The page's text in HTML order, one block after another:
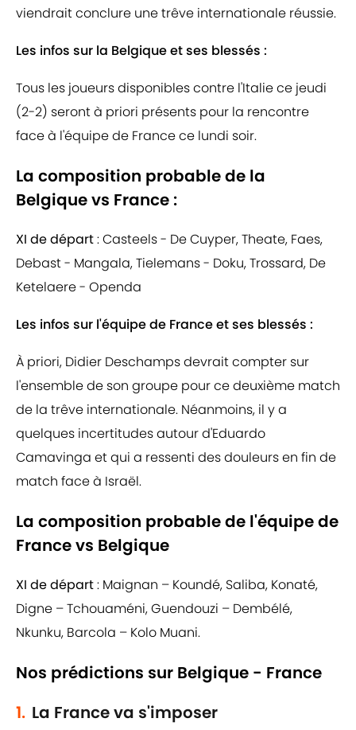
viendrait conclure une trêve internationale réussie.
Les infos sur la Belgique et ses blessés :
Tous les joueurs disponibles contre l'Italie ce jeudi
(2-2) seront à priori présents pour la rencontre
face à l'équipe de France ce lundi soir.
La composition probable de la
Belgique vs France :
XI de départ: Casteels - De Cuyper, Theate, Faes,
Debast - Mangala, Tielemans - Doku, Trossard, De
Ketelaere - Openda
Les infos sur l'équipe de France et ses blessés :
À priori, Didier Deschamps devrait compter sur
l'ensemble de son groupe pour ce deuxième match
de la trêve internationale. Néanmoins, il y a
quelques incertitudes autour d'Eduardo
Camavinga et qui a ressenti des douleurs en fin de
match face à Israël.
La composition probable de l'équipe de
France vs Belgique
XI de départ: Maignan – Koundé, Saliba, Konaté,
Digne – Tchouaméni, Guendouzi – Dembélé,
Nkunku, Barcola – Kolo Muani.
Nos prédictions sur Belgique - France
1. La France va s'imposer